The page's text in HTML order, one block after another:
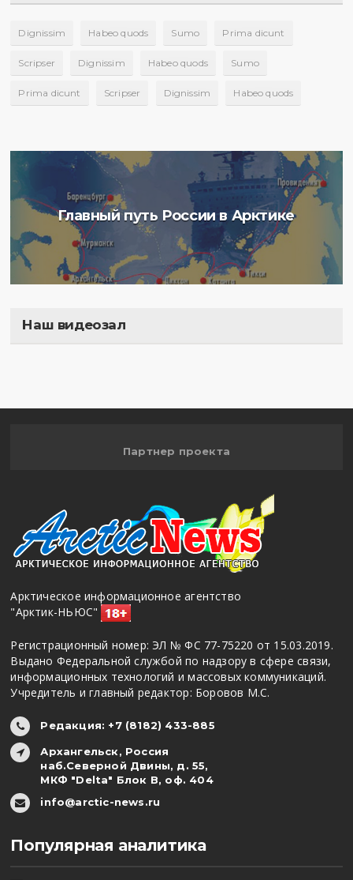
Dignissim Habeo quods Sumo Prima dicunt
Scripser Dignissim Habeo quods Sumo
Prima dicunt Scripser Dignissim Habeo quods
Главный путь России в Арктике
Наш видеозал
Партнер проекта
Арктическое информационное агентство
"Арктик-НЬЮС"
Регистрационный номер: ЭЛ № ФС 77-75220 от 15.03.2019.
Выдано Федеральной службой по надзору в сфере связи,
информационных технологий и массовых коммуникаций.
Учредитель и главный редактор: Боровов М.С.
Редакция: +7 (8182) 433-885
Архангельск, Россия
наб.Северной Двины, д. 55,
МКФ "Delta" Блок В, оф. 404
info@arctic-news.ru
Популярная аналитика